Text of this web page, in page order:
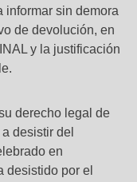
informar sin demora
de devolución, en
y la justificación
derecho legal de
desistir del
en
desistido por el